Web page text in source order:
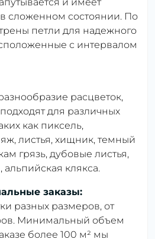
сложенном состоянии. По
петли для надежного
с интервалом
расцветок,
для различных
как пиксель,
листья, хищник, темный
грязь, дубовые листья,
клякса.
заказы:
разных размеров, от
Минимальный объем
более 100 м² мы